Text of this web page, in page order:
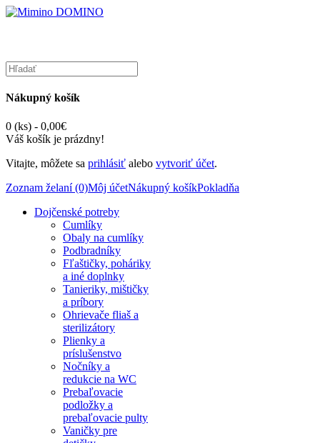
Nákupný košík
0 (ks) - 0,00€
Váš košík je prázdny!
Vitajte, môžete sa prihlásiť alebo vytvoriť účet.
Zoznam želaní (0)Môj účetNákupný košíkPokladňa
Dojčenské potreby
Cumlíky
Obaly na cumlíky
Podbradníky
Fľaštičky, poháriky
a iné doplnky
Tanieriky, mištičky
a príbory
Ohrievače fliaš a
sterilizátory
Plienky a
príslušenstvo
Nočníky a
redukcie na WC
Prebaľovacie
podložky a
prebaľovacie pulty
Vaničky pre